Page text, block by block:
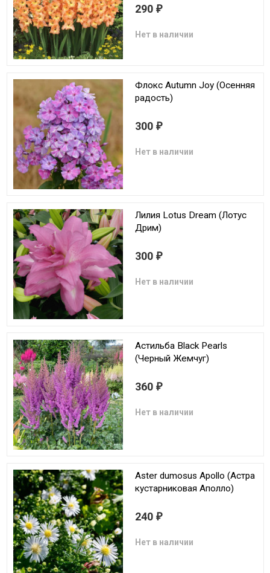
290 ₽
Нет в наличии
Флокс Autumn Joy (Осенняя
радость)
300 ₽
Нет в наличии
Лилия Lotus Dream (Лотус
Дрим)
300 ₽
Нет в наличии
Астильба Black Pearls
(Черный Жемчуг)
360 ₽
Нет в наличии
Aster dumosus Apollo (Астра
кустарниковая Аполло)
240 ₽
Нет в наличии